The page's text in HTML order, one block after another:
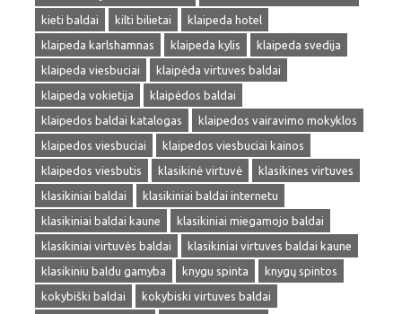
kieti baldai
kilti bilietai
klaipeda hotel
klaipeda karlshamnas
klaipeda kylis
klaipeda svedija
klaipeda viesbuciai
klaipėda virtuves baldai
klaipeda vokietija
klaipėdos baldai
klaipedos baldai katalogas
klaipedos vairavimo mokyklos
klaipedos viesbuciai
klaipedos viesbuciai kainos
klaipedos viesbutis
klasikinė virtuvė
klasikines virtuves
klasikiniai baldai
klasikiniai baldai internetu
klasikiniai baldai kaune
klasikiniai miegamojo baldai
klasikiniai virtuvės baldai
klasikiniai virtuves baldai kaune
klasikiniu baldu gamyba
knygu spinta
knygų spintos
kokybiški baldai
kokybiski virtuves baldai